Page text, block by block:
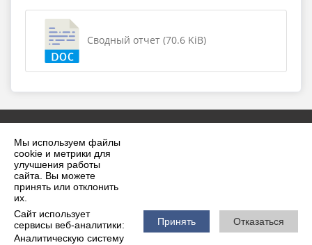
Мы используем файлы
cookie и метрики для
улучшения работы
сайта. Вы можете
принять или отклонить
их.
Сайт использует
сервисы веб-аналитики:
Аналитическую систему
Принять Отказаться
Сводный отчет (70.6 KiB)
2026 г. krilovskaya.ru
Вход
Карта сайта
Политика обработки персональных данных